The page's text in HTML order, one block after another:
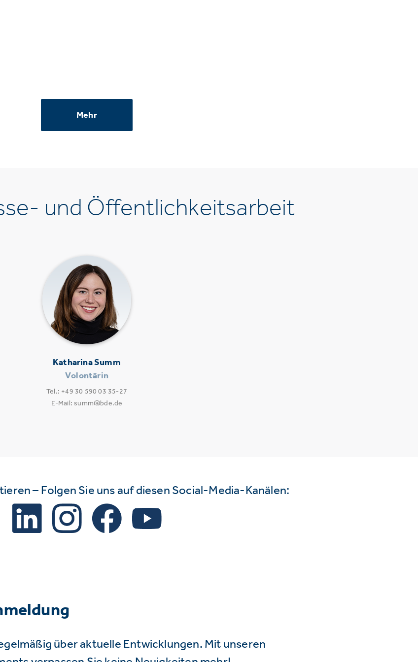
Mehr
und Öffentlichkeitsarbeit
Katharina Summ
Volontärin
Tel.: +49 30 590 03 35-27
E-Mail: summ@bde.de
– Folgen Sie uns auf diesen Social-Media-Kanälen:
über aktuelle Entwicklungen. Mit unseren